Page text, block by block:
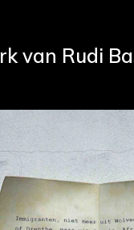
van Rudi